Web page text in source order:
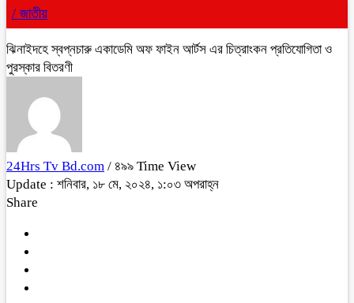
/ জাতীয়
ঝিনাইদহে স্বপ্নচারু একাডেমি অফ ফাইন আর্টস এর চিত্রাংকন প্রতিযোগিতা ও
পুরস্কার বিতরণী
24Hrs Tv Bd.com / ৪৯৯ Time View
Update : শনিবার, ১৮ মে, ২০২৪, ১:০৩ অপরাহ্ন
Share